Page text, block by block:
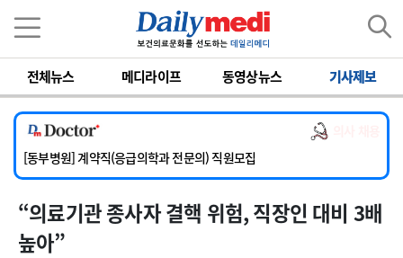
전체뉴스 메디라이프 동영상뉴스 기사제보
[서울아산병원] 2026년 하반기 인턴 모집
[영남대학교의료원] 마취통증의학과 임기제 임상의사 채용
[충남대학교병원] 소아청소년과(소아응급전담) 계약직 의사 공개채용
[동부병원] 계약직(응급의학과 전문의) 직원모집
[이대목동병원] 하반기 전공의(레지던트1년차) 모집
[서울아산병원] 2026년 하반기 인턴 모집
[영남대학교의료원] 마취통증의학과 임기제 임상의사 채용
“ 의료기관 종사자 결핵 위험, 직장인 대비 3배
높아”